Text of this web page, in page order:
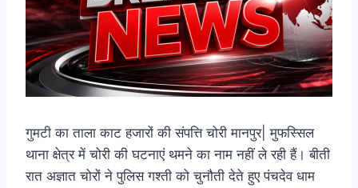
गुमटी का ताला काट हजारों की सं​पत्ति चोरी मानपुर| मुफस्सिल
थाना क्षेत्र में चोरी की घटनाएं थमने का नाम नहीं ले रही हैं। बीती
रात अज्ञात चोरों ने पुलिस गश्ती को चुनौती देते हुए पंचदेव धाम